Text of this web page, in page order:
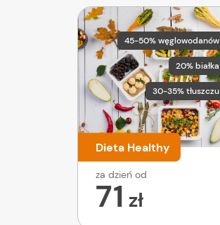
45-50% węglowodanów
20% białka
30-35% tłuszczu
Dieta Healthy
za dzień od
71 zł